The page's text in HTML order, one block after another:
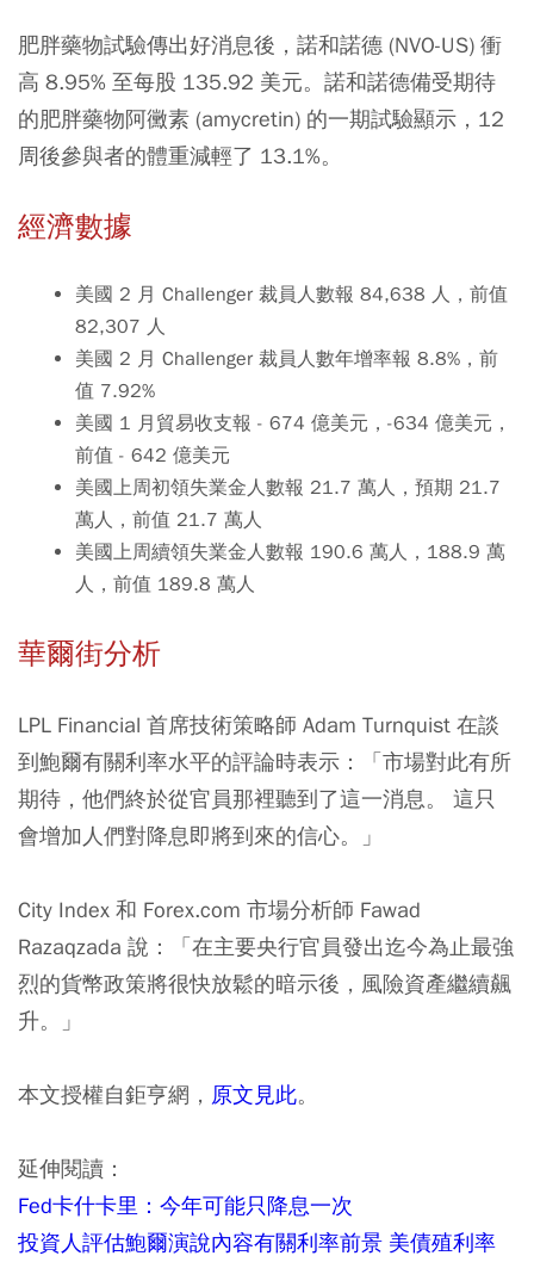
肥胖藥物試驗傳出好消息後，諾和諾德 (NVO-US) 衝
高 8.95% 至每股 135.92 美元。諾和諾德備受期待
的肥胖藥物阿黴素 (amycretin) 的一期試驗顯示，12
周後參與者的體重減輕了 13.1%。
經濟數據
美國 2 月 Challenger 裁員人數報 84,638 人，前值
82,307 人
美國 2 月 Challenger 裁員人數年增率報 8.8%，前
值 7.92%
美國 1 月貿易收支報 - 674 億美元，-634 億美元，
前值 - 642 億美元
美國上周初領失業金人數報 21.7 萬人，預期 21.7
萬人，前值 21.7 萬人
美國上周續領失業金人數報 190.6 萬人，188.9 萬
人，前值 189.8 萬人
華爾街分析
LPL Financial 首席技術策略師 Adam Turnquist 在談
到鮑爾有關利率水平的評論時表示：「市場對此有所
期待，他們終於從官員那裡聽到了這一消息。 這只
會增加人們對降息即將到來的信心。」
City Index 和 Forex.com 市場分析師 Fawad
Razaqzada 說：「在主要央行官員發出迄今為止最強
烈的貨幣政策將很快放鬆的暗示後，風險資產繼續飆
升。」
本文授權自鉅亨網， 原文見此。
延伸閱讀：
Fed卡什卡里：今年可能只降息一次
投資人評估鮑爾演說內容有關利率前景 美債殖利率